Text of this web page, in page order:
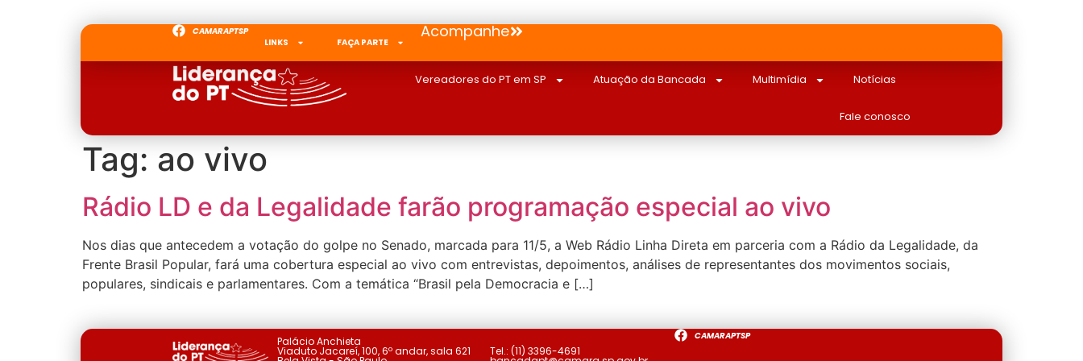
CAMARAPTSP
LINKS
FAÇA PARTE
Acompanhe
Vereadores do PT em SP Atuação da Bancada Multimídia Notícias
Fale conosco
Tag: ao vivo
Rádio LD e da Legalidade farão programação especial ao vivo
Nos dias que antecedem a votação do golpe no Senado, marcada para 11/5, a Web Rádio Linha Direta em parceria com a Rádio da Legalidade, da
Frente Brasil Popular, fará uma cobertura especial ao vivo com entrevistas, depoimentos, análises de representantes dos movimentos sociais,
populares, sindicais e parlamentares. Com a temática “Brasil pela Democracia e […]
Palácio Anchieta
Viaduto Jacareí, 100, 6º andar, sala 621 Tel.: (11) 3396-4691
CAMARAPTSP